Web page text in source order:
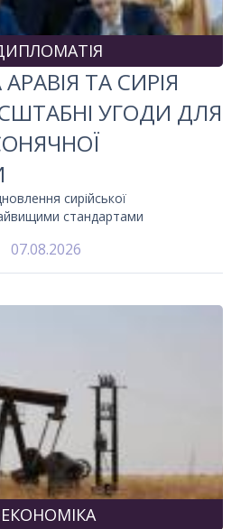
ТА СИРІЯ
УГОДИ ДЛЯ
сирійської
стандартами
07.08.2026
ЕКОНОМІКА